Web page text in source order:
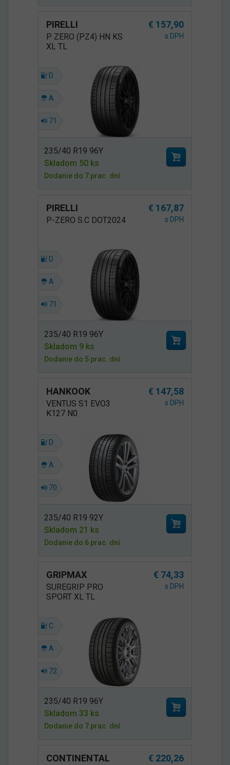
PIRELLI € 157,90
P ZERO (PZ4) HN KS
XL TL
s DPH
D
A
71
235/40 R19 96Y
Skladom 50 ks
Dodanie do 7 prac. dní
PIRELLI € 167,87
P-ZERO S.C DOT2024 s DPH
D
A
71
235/40 R19 96Y
Skladom 9 ks
Dodanie do 5 prac. dní
HANKOOK € 147,58
VENTUS S1 EVO3
K127 N0
s DPH
D
A
70
235/40 R19 92Y
Skladom 21 ks
Dodanie do 6 prac. dní
GRIPMAX € 74,33
SUREGRIP PRO
SPORT XL TL
s DPH
C
A
72
235/40 R19 96Y
Skladom 33 ks
Dodanie do 7 prac. dní
CONTINENTAL € 220,26